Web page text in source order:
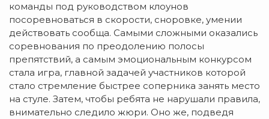
команды под руководством клоунов
посоревноваться в скорости, сноровке, умении
действовать сообща. Самыми сложными оказались
соревнования по преодолению полосы
препятствий, а самым эмоциональным конкурсом
стала игра, главной задачей участников которой
стало стремление быстрее соперника занять место
на стуле. Затем, чтобы ребята не нарушали правила,
внимательно следило жюри. Оно же, подведя